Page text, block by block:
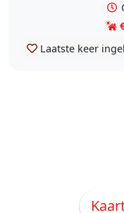
Laatste keer